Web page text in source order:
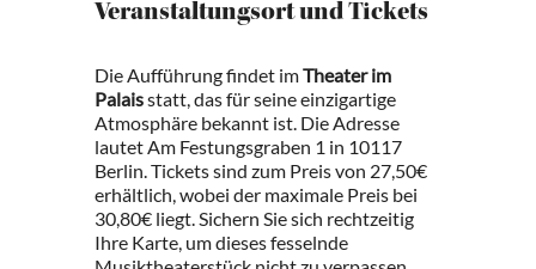
Veranstaltungsort und Tickets
Die Aufführung findet imTheater im
Palaisstatt, das für seine einzigartige
Atmosphäre bekannt ist. Die Adresse
lautet Am Festungsgraben 1 in 10117
Berlin. Tickets sind zum Preis von 27,50€
erhältlich, wobei der maximale Preis bei
30,80€ liegt. Sichern Sie sich rechtzeitig
Ihre Karte, um dieses fesselnde